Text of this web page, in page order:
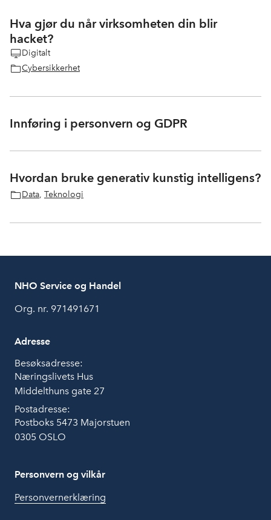
Hva gjør du når virksomheten din blir
hacket?
Digitalt
Cybersikkerhet
Innføring i personvern og GDPR
Hvordan bruke generativ kunstig intelligens?
Data, Teknologi
NHO Service og Handel
Org. nr. 971491671
Adresse
Besøksadresse:
Næringslivets Hus
Middelthuns gate 27
Postadresse:
Postboks 5473 Majorstuen
0305 OSLO
Personvern og vilkår
Personvernerklæring